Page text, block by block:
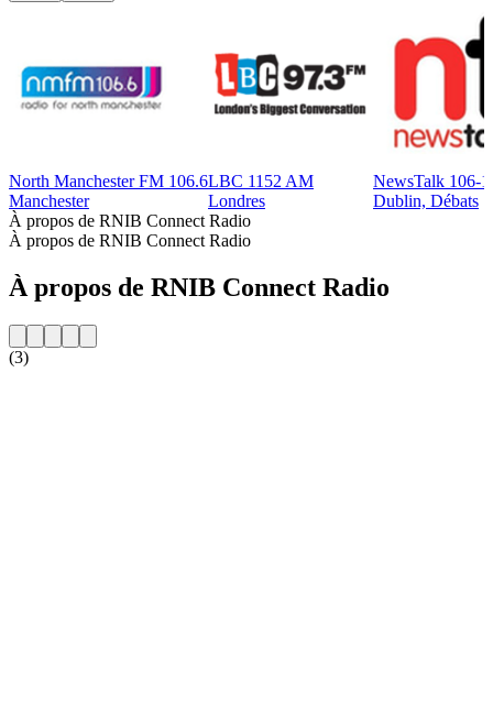
North Manchester FM 106.6
Manchester
LBC 1152 AM
Londres
NewsTalk 106-
Dublin, Débats
À propos de RNIB Connect Radio
À propos de RNIB Connect Radio
À propos de RNIB Connect Radio
(3)